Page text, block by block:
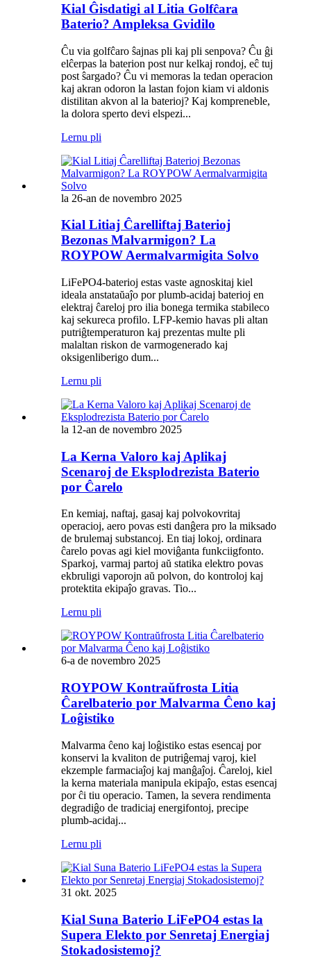
Kial Ĝisdatigi al Litia Golfĉara
Baterio? Ampleksa Gvidilo
Ĉu via golfĉaro ŝajnas pli kaj pli senpova? Ĉu ĝi
elĉerpas la baterion post nur kelkaj rondoj, eĉ tuj
post ŝargado? Ĉu vi memoras la tedan operacion
kaj akran odoron la lastan fojon kiam vi aldonis
distilitan akvon al la baterioj? Kaj kompreneble,
la dolora sperto devi elspezi...
Lernu pli
la 26-an de novembro 2025
Kial Litiaj Ĉarelliftaj Baterioj
Bezonas Malvarmigon? La
ROYPOW Aermalvarmigita Solvo
LiFePO4-baterioj estas vaste agnoskitaj kiel
ideala anstataŭaĵo por plumb-acidaj baterioj en
elektraj ĉareloj pro ilia bonega termika stabileco
kaj sekureca profilo. LFP-kemio havas pli altan
putriĝtemperaturon kaj prezentas multe pli
malaltan riskon de varmogenerado kaj
oksigenliberigo dum...
Lernu pli
la 12-an de novembro 2025
La Kerna Valoro kaj Aplikaj
Scenaroj de Eksplodrezista Baterio
por Ĉarelo
En kemiaj, naftaj, gasaj kaj polvokovritaj
operacioj, aero povas esti danĝera pro la miksado
de brulemaj substancoj. En tiaj lokoj, ordinara
ĉarelo povas agi kiel moviĝanta funkciigfonto.
Sparkoj, varmaj partoj aŭ statika elektro povas
ekbruligi vaporojn aŭ polvon, do kontroloj kaj
protektita ekipaĵo gravas. Tio...
Lernu pli
6-a de novembro 2025
ROYPOW Kontraŭfrosta Litia
Ĉarelbaterio por Malvarma Ĉeno kaj
Loĝistiko
Malvarma ĉeno kaj loĝistiko estas esencaj por
konservi la kvaliton de putriĝemaj varoj, kiel
ekzemple farmaciaĵoj kaj manĝaĵoj. Ĉareloj, kiel
la kerna materiala manipula ekipaĵo, estas esencaj
por ĉi tiu operacio. Tamen, la severa rendimenta
degradiĝo de tradiciaj energifontoj, precipe
plumb-acidaj...
Lernu pli
31 okt. 2025
Kial Suna Baterio LiFePO4 estas la
Supera Elekto por Senretaj Energiaj
Stokadosistemoj?